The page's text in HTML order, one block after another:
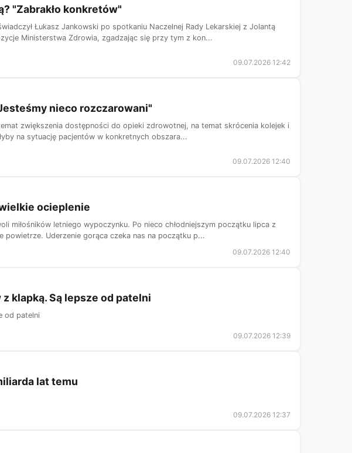
"Zabrakło konkretów"
Łukasz Jankowski po spotkaniu Naczelnej Rady Lekarskiej z Jolantą
Ministerstwa Zdrowia, zgadzając się przy tym z kon...
09.07.2026 12:42
nieco rozczarowani"
zwiększenia dostępności do opieki zdrowotnej, na temat skrócenia kolejek i
na sytuację pacjentów w konkretnych obszara...
09.07.2026 12:40
ocieplenie
miłośników letniego wypoczynku. Po nieco chłodniejszym początku lipca z
powietrze. Uderzenie gorąca czeka nas na początku p...
09.07.2026 12:40
klapką. Są lepsze od patelni
od patelni
09.07.2026 12:39
lat temu
09.07.2026 12:37